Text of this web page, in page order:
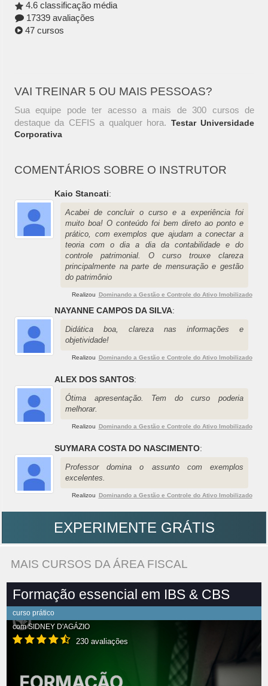
4.6 classificação média
17339 avaliações
47 cursos
VAI TREINAR 5 OU MAIS PESSOAS?
Sua equipe pode ter acesso a mais de 300 cursos de
destaque da CEFIS a qualquer hora. Testar Universidade
Corporativa
COMENTÁRIOS SOBRE O INSTRUTOR
Kaio Stancati:
Acabei de concluir o curso e a experiência foi
muito boa! O conteúdo foi bem direto ao ponto e
prático, com exemplos que ajudam a conectar a
teoria com o dia a dia da contabilidade e do
controle patrimonial. O curso trouxe clareza
principalmente na parte de mensuração e gestão
do patrimônio
Realizou Dominando a Gestão e Controle do Ativo Imobilizado
NAYANNE CAMPOS DA SILVA:
Didática boa, clareza nas informações e
objetividade!
Realizou Dominando a Gestão e Controle do Ativo Imobilizado
ALEX DOS SANTOS:
Ótima apresentação. Tem do curso poderia
melhorar.
Realizou Dominando a Gestão e Controle do Ativo Imobilizado
SUYMARA COSTA DO NASCIMENTO:
Professor domina o assunto com exemplos
excelentes.
Realizou Dominando a Gestão e Controle do Ativo Imobilizado
EXPERIMENTE GRÁTIS
MAIS CURSOS DA ÁREA FISCAL
Formação essencial em IBS & CBS
curso prático
comSIDNEY D'AGÁZIO
230 avaliações